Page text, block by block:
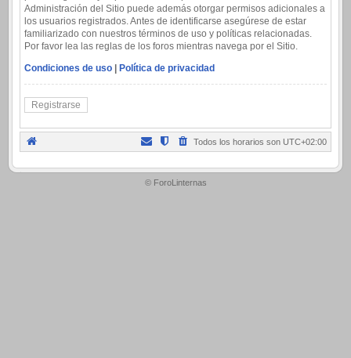
Administración del Sitio puede además otorgar permisos adicionales a
los usuarios registrados. Antes de identificarse asegúrese de estar
familiarizado con nuestros términos de uso y políticas relacionadas.
Por favor lea las reglas de los foros mientras navega por el Sitio.
Condiciones de uso | Política de privacidad
Registrarse
Todos los horarios son UTC+02:00
.
© ForoLinternas